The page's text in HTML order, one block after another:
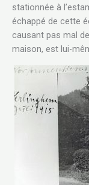
stationnée à
échappé de cette
causant pas mal
maison, est lui-